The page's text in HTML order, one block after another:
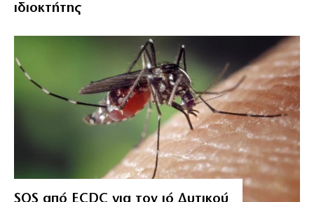
ιδιοκτήτης